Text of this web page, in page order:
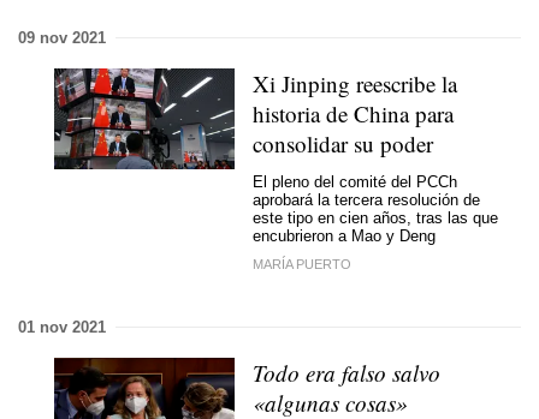
09 nov 2021
Xi Jinping reescribe la
historia de China para
consolidar su poder
El pleno del comité del PCCh
aprobará la tercera resolución de
este tipo en cien años, tras las que
encubrieron a Mao y Deng
MARÍA PUERTO
01 nov 2021
Todo era falso salvo
«algunas cosas»